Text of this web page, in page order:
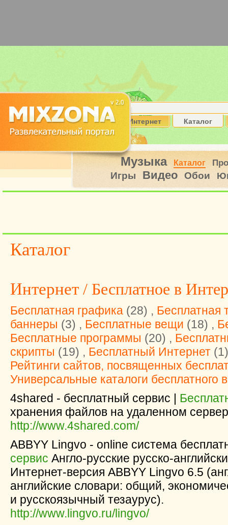
Интернет Каталог
Музыка Каталог
Игры Видео Обои
Каталог
Интернет / Бесплатное в
Бесплатная графика (28) , Бесплатная
баннеры (3) , Бесплатные вещи (18) ,
Бесплатные программы (20) ,
скрипты (19) , Бесплатный Интернет
Рейтинги сайтов, посвященных
Универсальные каталоги бесплатного
4shared - бесплатный сервис |
хранения файлов на удаленном
http://www.4shared.com/
ABBYY Lingvo - online система
сервис Англо-русские русско-
Интернет-версия ABBYY Lingvo 6.5
английские словари: общий,
и русскоязычный тезаурус).
http://www.lingvo.ru/lingvo/